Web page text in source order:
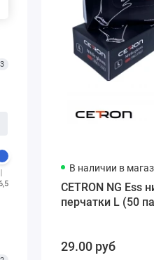
3
В наличии в
CETRON NG Ess
перчатки L (50
29.00 руб